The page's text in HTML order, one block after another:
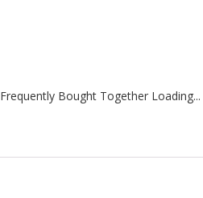
Frequently Bought Together Loading...